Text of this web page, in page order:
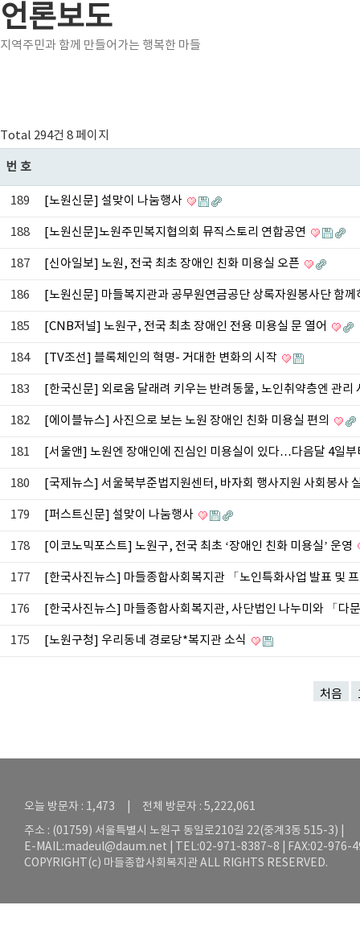
언론보도
지역주민과 함께 만들어가는 행복한 마들
Total 294건 8 페이지
번호
189 [노원신문] 설맞이 나눔행사
188 [노원신문]노원주민복지협의회 뮤직스토리 연합공연
187 [신아일보] 노원, 전국 최초 장애인 친화 미용실 오픈
186 [노원신문] 마들복지관과 공무원연금공단 상록자원봉사단 함
185 [CNB저널] 노원구, 전국 최초 장애인 전용 미용실 문 열어
184 [TV조선] 블록체인의 혁명- 거대한 변화의 시작
183 [한국신문] 외로움 달래려 키우는 반려동물, 노인취약층엔 관리
182 [에이블뉴스] 사진으로 보는 노원 장애인 친화 미용실 편의
181 [서울앤] 노원엔 장애인에 진심인 미용실이 있다…다음달 4일
180 [국제뉴스] 서울북부준법지원센터, 바자회 행사지원 사회봉사
179 [퍼스트신문] 설맞이 나눔행사
178 [이코노믹포스트] 노원구, 전국 최초 ‘장애인 친화 미용실’ 운영
177 [한국사진뉴스] 마들종합사회복지관 「노인특화사업 발표 및
176 [한국사진뉴스] 마들종합사회복지관, 사단법인 나누미와 「
175 [노원구청] 우리동네 경로당*복지관 소식
처음
오늘 방문자 : 1,473 | 전체 방문자 : 5,222,061
주소 : (01759) 서울특별시 노원구 동일로210길 22(중계3동 515-3) |
E-MAIL:madeul@daum.net | TEL:02-971-8387~8 | FAX:02-976-
COPYRIGHT(c) 마들종합사회복지관 ALL RIGHTS RESERVED.